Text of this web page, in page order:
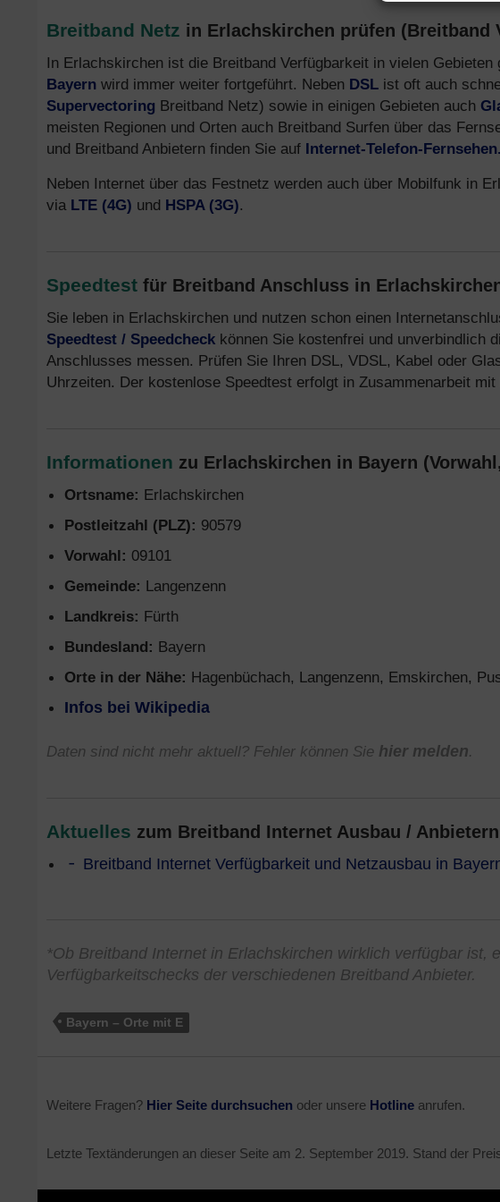
Breitband Netz in Erlachskirchen prüfen (Breitband
In Erlachskirchen ist die Breitband Verfügbarkeit in vielen
Bayern wird immer weiter fortgeführt. Neben DSL ist oft auch
Supervectoring Breitband Netz) sowie in einigen Gebieten auch
meisten Regionen und Orten auch Breitband Surfen über das
und Breitband Anbietern finden Sie auf Internet-Telefon-
Neben Internet über das Festnetz werden auch über Mobilfunk in
via LTE (4G) und HSPA (3G).
Speedtest für Breitband Anschluss in
Sie leben in Erlachskirchen und nutzen schon einen
Speedtest / Speedcheck können Sie kostenfrei und unverbindlich
Anschlusses messen. Prüfen Sie Ihren DSL, VDSL, Kabel oder
Uhrzeiten. Der kostenlose Speedtest erfolgt in Zusammenarbeit mit
Informationen zu Erlachskirchen in Bayern
Ortsname: Erlachskirchen
Postleitzahl (PLZ): 90579
Vorwahl: 09101
Gemeinde: Langenzenn
Landkreis: Fürth
Bundesland: Bayern
Orte in der Nähe: Hagenbüchach, Langenzenn, Emskirchen,
Infos bei Wikipedia
Daten sind nicht mehr aktuell? Fehler können Sie hier melden.
Aktuelles zum Breitband Internet Ausbau /
Breitband Internet Verfügbarkeit und Netzausbau in
*Ob Breitband Internet in Erlachskirchen wirklich verfügbar ist,
Verfügbarkeitschecks der verschiedenen Breitband Anbieter.
Bayern – Orte mit E
Weitere Fragen? Hier Seite durchsuchen oder unsere Hotline anrufen.
Letzte Textänderungen an dieser Seite am 2. September 2019. Stand der